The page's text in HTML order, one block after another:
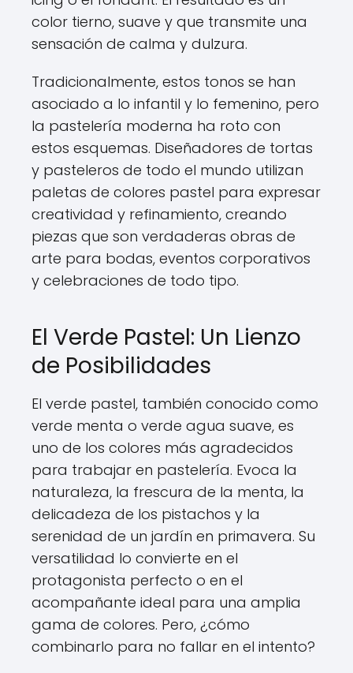
color tierno, suave y que transmite una
sensación de calma y dulzura.
Tradicionalmente, estos tonos se han
asociado a lo infantil y lo femenino, pero
la pastelería moderna ha roto con
estos esquemas. Diseñadores de tortas
y pasteleros de todo el mundo utilizan
paletas de colores pastel para expresar
creatividad y refinamiento, creando
piezas que son verdaderas obras de
arte para bodas, eventos corporativos
y celebraciones de todo tipo.
El Verde Pastel: Un Lienzo
de Posibilidades
El verde pastel, también conocido como
verde menta o verde agua suave, es
uno de los colores más agradecidos
para trabajar en pastelería. Evoca la
naturaleza, la frescura de la menta, la
delicadeza de los pistachos y la
serenidad de un jardín en primavera. Su
versatilidad lo convierte en el
protagonista perfecto o en el
acompañante ideal para una amplia
gama de colores. Pero, ¿cómo
combinarlo para no fallar en el intento?